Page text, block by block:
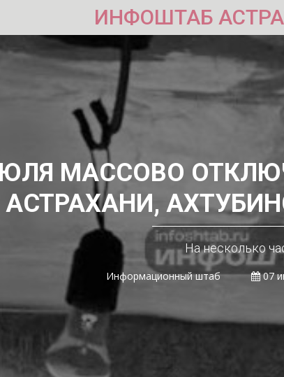
ИНФОШТАБ
МАССОВО
АСТРАХАНИ,
На несколько
Информационный штаб 07